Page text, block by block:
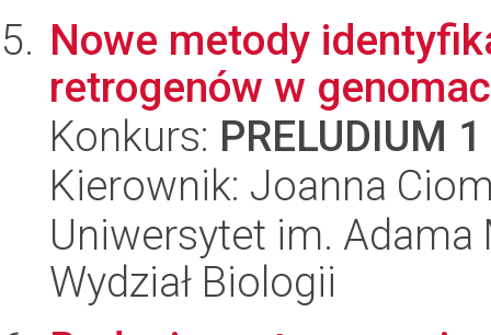
Nowe metody
retrogenów w
Konkurs: PRELUDIUM 1
Kierownik: Joanna
Uniwersytet im.
Wydział Biologii